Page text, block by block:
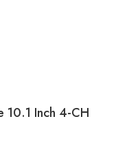
10.1 Inch 4-CH